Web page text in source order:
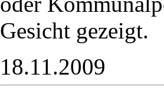
Gesicht gezeigt.
18.11.2009